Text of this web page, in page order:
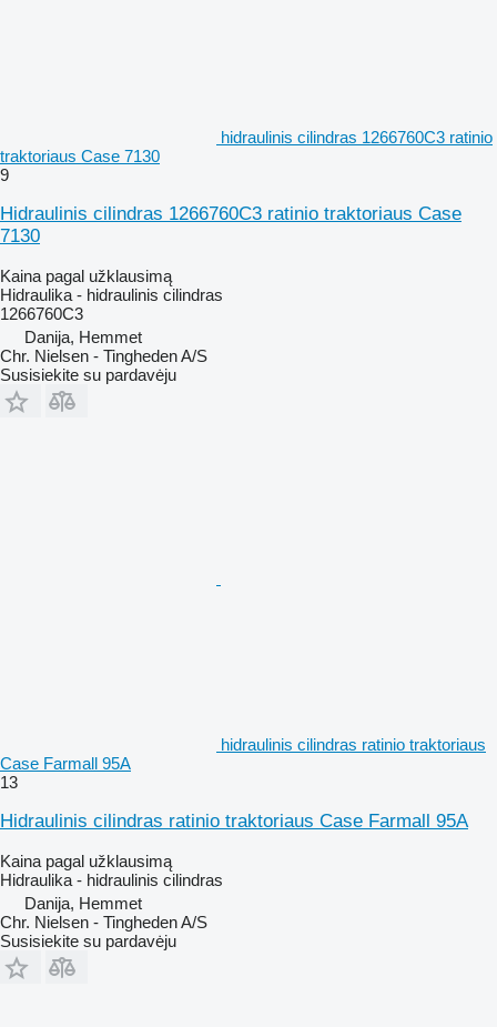
hidraulinis cilindras 1266760C3 ratinio
traktoriaus Case 7130
9
Hidraulinis cilindras 1266760C3 ratinio traktoriaus Case
7130
Kaina pagal užklausimą
Hidraulika - hidraulinis cilindras
1266760C3
Danija, Hemmet
Chr. Nielsen - Tingheden A/S
Susisiekite su pardavėju
hidraulinis cilindras ratinio traktoriaus
Case Farmall 95A
13
Hidraulinis cilindras ratinio traktoriaus Case Farmall 95A
Kaina pagal užklausimą
Hidraulika - hidraulinis cilindras
Danija, Hemmet
Chr. Nielsen - Tingheden A/S
Susisiekite su pardavėju